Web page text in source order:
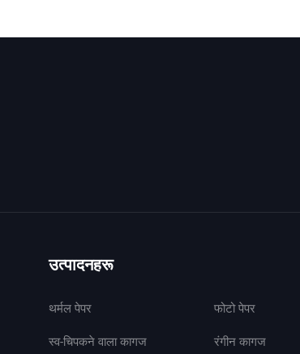
उत्पादनहरू
थर्मल पेपर
स्व-चिपकने वाला कागज
फोटो पेपर
रंगीन कागज